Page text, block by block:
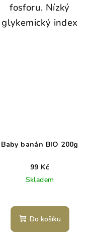
fosforu. Nízký
glykemický index
Baby banán BIO 200g
99 Kč
Skladem
hodnocení
produktu
Do košíku